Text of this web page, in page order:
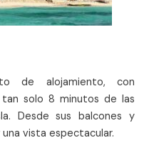
de alojamiento, con
solo 8 minutos de las
Desde sus balcones y
vista espectacular.